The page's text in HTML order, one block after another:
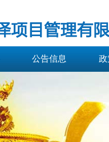
公告信息